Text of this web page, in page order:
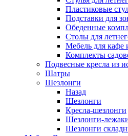
Пластиковые
Подставки для
Обеденные
Столы для
Мебель для кафе
Комплекты
Подвесные кресла из
Шатры
Шезлонги
Назад
Шезлонги
Кресла-шезлонги
Шезлонги-
Шезлонги